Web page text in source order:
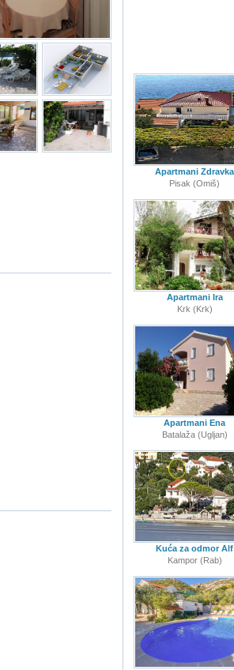
Apartmani Zdravka
Pisak (Omiš)
Apartmani Ira
Krk (Krk)
Apartmani Ena
Batalaža (Ugljan)
Kuća za odmor Alf
Kampor (Rab)